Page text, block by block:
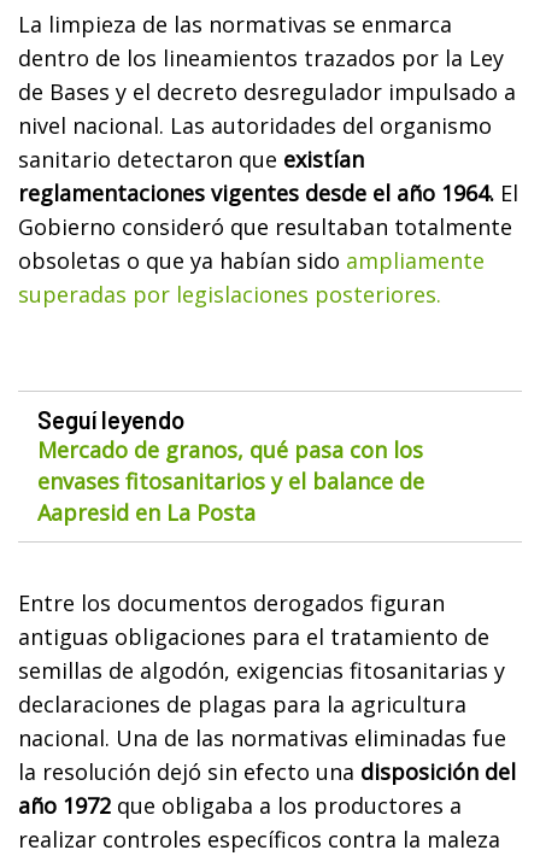
La limpieza de las normativas se enmarca
dentro de los lineamientos trazados por la Ley
de Bases y el decreto desregulador impulsado a
nivel nacional. Las autoridades del organismo
sanitario detectaron que existían
reglamentaciones vigentes desde el año 1964. El
Gobierno consideró que resultaban totalmente
obsoletas o que ya habían sido ampliamente
superadas por legislaciones posteriores.
Seguí leyendo
Mercado de granos, qué pasa con los
envases fitosanitarios y el balance de
Aapresid en La Posta
Entre los documentos derogados figuran
antiguas obligaciones para el tratamiento de
semillas de algodón, exigencias fitosanitarias y
declaraciones de plagas para la agricultura
nacional. Una de las normativas eliminadas fue
la resolución dejó sin efecto una disposición del
año 1972 que obligaba a los productores a
realizar controles específicos contra la maleza